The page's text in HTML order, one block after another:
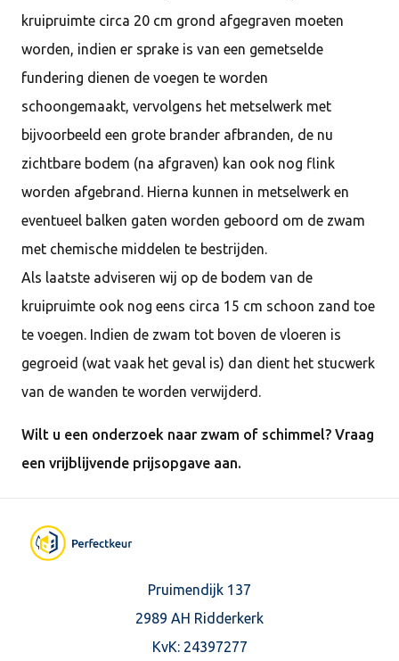
kruipruimte circa 20 cm grond afgegraven moeten
worden, indien er sprake is van een gemetselde
fundering dienen de voegen te worden
schoongemaakt, vervolgens het metselwerk met
bijvoorbeeld een grote brander afbranden, de nu
zichtbare bodem (na afgraven) kan ook nog flink
worden afgebrand. Hierna kunnen in metselwerk en
eventueel balken gaten worden geboord om de zwam
met chemische middelen te bestrijden.
Als laatste adviseren wij op de bodem van de
kruipruimte ook nog eens circa 15 cm schoon zand toe
te voegen. Indien de zwam tot boven de vloeren is
gegroeid (wat vaak het geval is) dan dient het stucwerk
van de wanden te worden verwijderd.
Wilt u een onderzoek naar zwam of schimmel? Vraag
een vrijblijvende prijsopgave aan.
Pruimendijk 137
2989 AH Ridderkerk
KvK: 24397277